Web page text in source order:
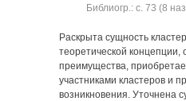
Библиогр.: с. 73 (8
Раскрыта сущность
теоретической концепции,
преимущества,
участниками кластеров и
возникновения. Уточнена